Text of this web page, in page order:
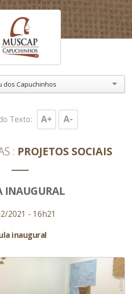
dos Capuchinhos
PROJETOS SOCIAIS
Texto: A+ A-
INAUGURAL
2021 - 16h21
inaugural